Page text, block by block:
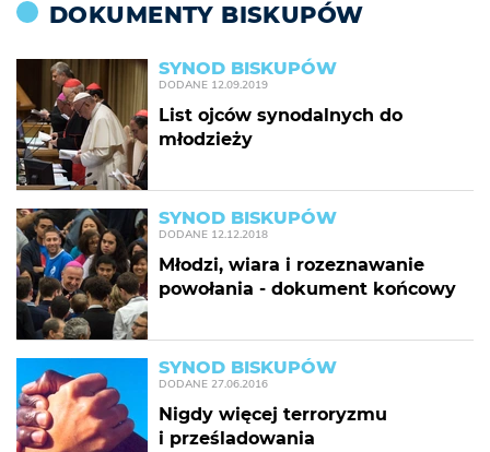
DOKUMENTY BISKUPÓW
SYNOD BISKUPÓW
DODANE 12.09.2019
List ojców synodalnych do
młodzieży
SYNOD BISKUPÓW
DODANE 12.12.2018
Młodzi, wiara i rozeznawanie
powołania - dokument końcowy
SYNOD BISKUPÓW
DODANE 27.06.2016
Nigdy więcej terroryzmu
i prześladowania